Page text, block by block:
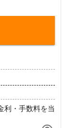
利・手数料を当